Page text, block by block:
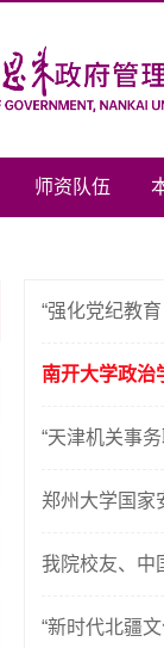
师资队伍
“强化党纪教
南开大学政治
“天津机关事
郑州大学国家
我院校友、中
“新时代北疆